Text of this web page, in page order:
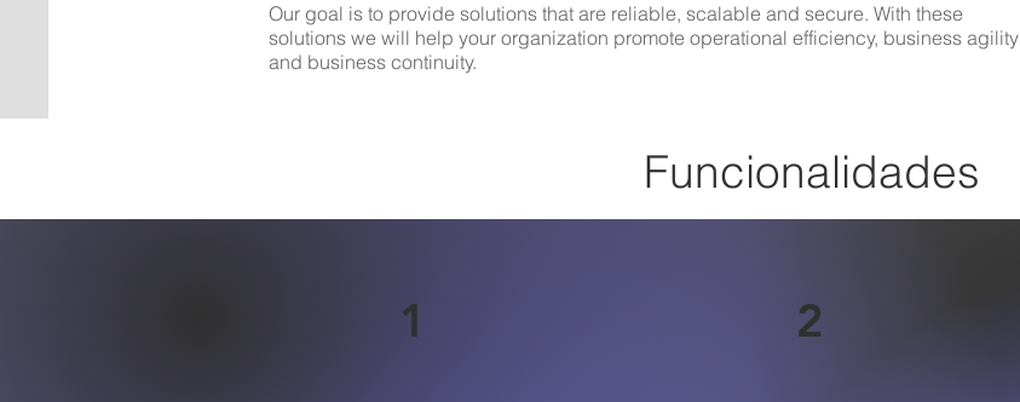
Our goal is to provide solutions that are reliable, scalable and secure. With these
solutions we will help your organization promote operational efficiency, business agility
and business continuity.
Funcionalidades
1 2